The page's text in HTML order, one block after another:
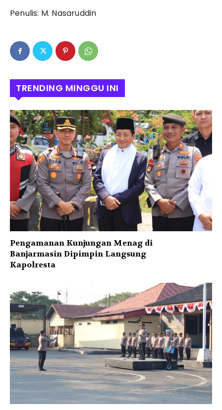
Penulis: M. Nasaruddin
TRENDING MINGGU INI
Pengamanan Kunjungan Menag di
Banjarmasin Dipimpin Langsung
Kapolresta